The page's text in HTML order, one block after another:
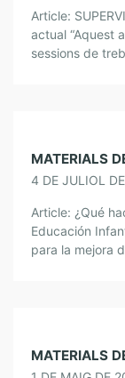
Article:
actual “Aquest
sessions de
MATERIALS
4 DE JULIOL
Article: ¿Qué
Educación
para la mejora
MATERIALS